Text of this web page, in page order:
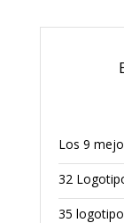
Los 9
32
35